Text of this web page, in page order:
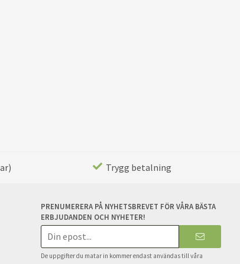
Trygg betalning
PRENUMERERA PÅ NYHETSBREVET FÖR VÅRA BÄSTA
ERBJUDANDEN OCH NYHETER!
E-
postadress
De uppgifter du matar in kommer endast användas till våra